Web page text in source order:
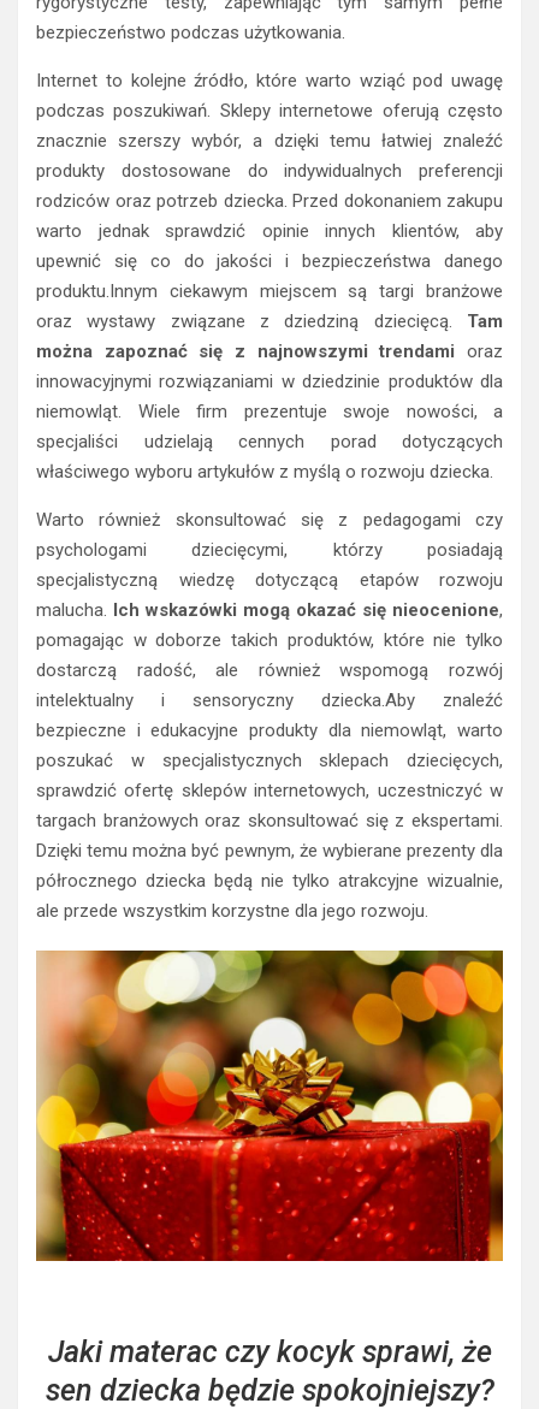
bezpieczeństwo podczas użytkowania.
Internet to kolejne źródło, które warto wziąć pod uwagę
podczas poszukiwań. Sklepy internetowe oferują często
znacznie szerszy wybór, a dzięki temu łatwiej znaleźć
produkty dostosowane do indywidualnych preferencji
rodziców oraz potrzeb dziecka. Przed dokonaniem zakupu
warto jednak sprawdzić opinie innych klientów, aby
upewnić się co do jakości i bezpieczeństwa danego
produktu.Innym ciekawym miejscem są targi branżowe
oraz wystawy związane z dziedziną dziecięcą.
Tam
można zapoznać się z najnowszymi trendami oraz
innowacyjnymi rozwiązaniami w dziedzinie produktów dla
niemowląt. Wiele firm prezentuje swoje nowości, a
specjaliści udzielają cennych porad dotyczących
właściwego wyboru artykułów z myślą o rozwoju dziecka.
Warto również skonsultować się z pedagogami czy
psychologami dziecięcymi, którzy posiadają
specjalistyczną wiedzę dotyczącą etapów rozwoju
malucha. Ich wskazówki mogą okazać się nieocenione,
pomagając w doborze takich produktów, które nie tylko
dostarczą radość, ale również wspomogą rozwój
intelektualny i sensoryczny dziecka.Aby znaleźć
bezpieczne i edukacyjne produkty dla niemowląt, warto
poszukać w specjalistycznych sklepach dziecięcych,
sprawdzić ofertę sklepów internetowych, uczestniczyć w
targach branżowych oraz skonsultować się z ekspertami.
Dzięki temu można być pewnym, że wybierane prezenty dla
półrocznego dziecka będą nie tylko atrakcyjne wizualnie,
ale przede wszystkim korzystne dla jego rozwoju.
Jaki materac czy kocyk sprawi, że
sen dziecka będzie spokojniejszy?